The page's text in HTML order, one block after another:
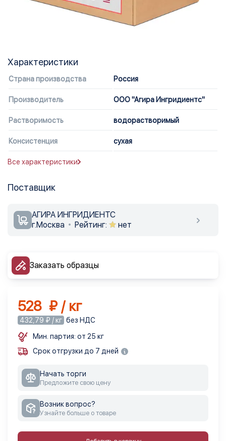
Характеристики
Страна производства Россия
Производитель ООО "Агира Ингридиентс"
Растворимость водорастворимый
Консистенция сухая
Все характеристики
Поставщик
АГИРА ИНГРИДИЕНТС
г.Москва
Рейтинг: нет
Заказать образцы
528 ₽ / кг
432,79 ₽ / кг без НДС
Мин. партия: от 25 кг
Срок отгрузки до 7 дней
Начать торги
Предложите свою цену
Возник вопрос?
Узнайте больше о товаре